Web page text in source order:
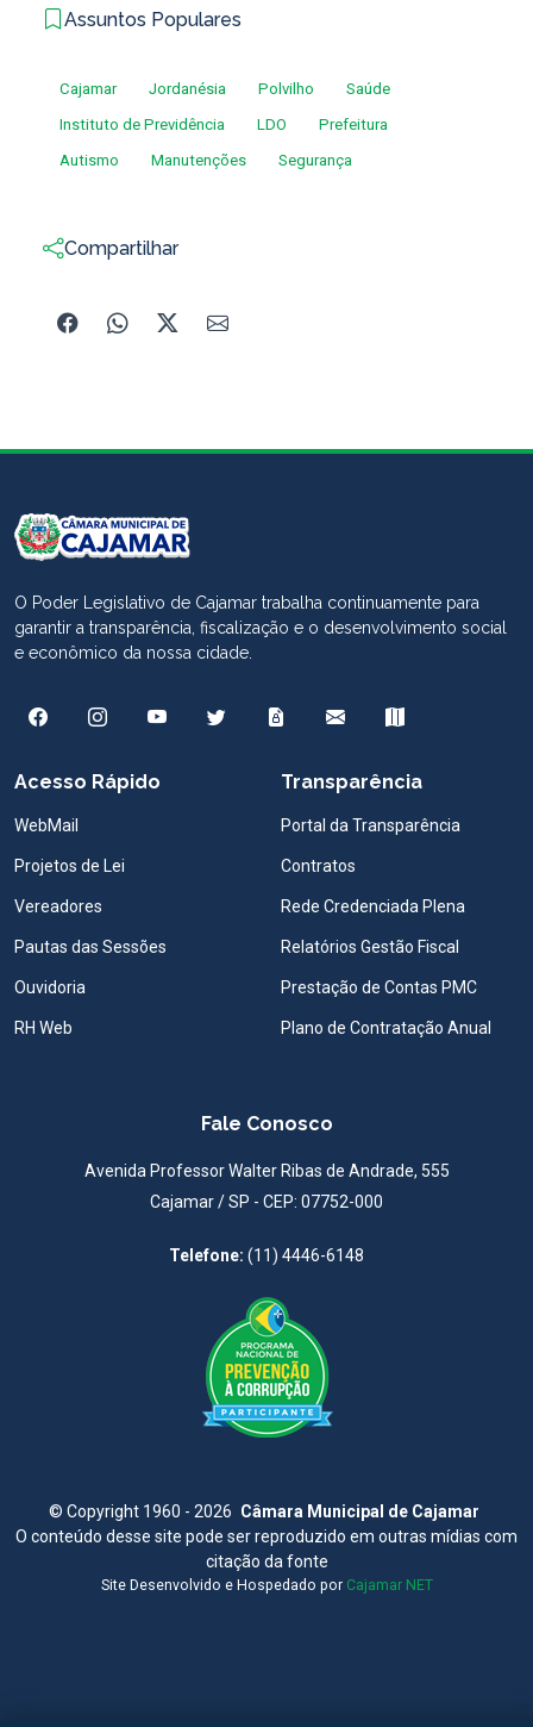
Assuntos Populares
Cajamar Jordanésia Polvilho Saúde
Instituto de Previdência LDO Prefeitura
Autismo Manutenções Segurança
Compartilhar
O Poder Legislativo de Cajamar trabalha continuamente para
garantir a transparência, fiscalização e o desenvolvimento social
e econômico da nossa cidade.
Acesso Rápido
WebMail
Projetos de Lei
Vereadores
Pautas das Sessões
Ouvidoria
RH Web
Transparência
Portal da Transparência
Contratos
Rede Credenciada Plena
Relatórios Gestão Fiscal
Prestação de Contas PMC
Plano de Contratação Anual
Fale Conosco
Avenida Professor Walter Ribas de Andrade, 555
Cajamar / SP - CEP: 07752-000
Telefone: (11) 4446-6148
© Copyright 1960 - 2026 Câmara Municipal de Cajamar
O conteúdo desse site pode ser reproduzido em outras mídias com
citação da fonte
Site Desenvolvido e Hospedado por Cajamar NET